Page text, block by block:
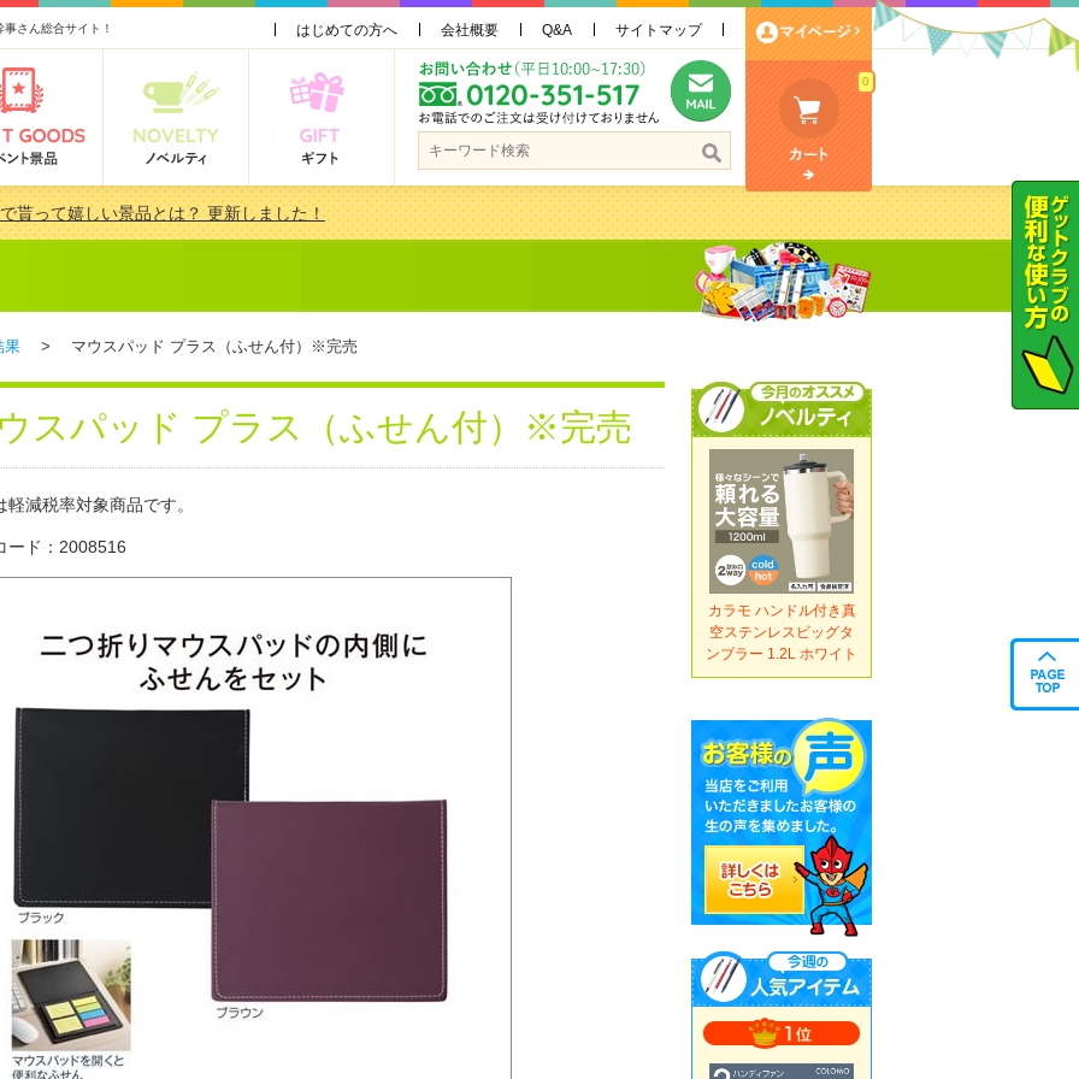
さん総合サイト！ はじめての方へ 会社概要 Q&A サイトマップ
0
貰って嬉しい景品とは？ 更新しました！
3000円未満［2000円～2999円編］もらってうれしい人気ラ…
果 > マウスパッド プラス（ふせん付）※完売
スパッド プラス（ふせん付）※完売
減税率対象商品です。
ード：2008516
カラモ ハンドル付き真
空ステンレスビッグタ
ンブラー 1.2L ホワイト